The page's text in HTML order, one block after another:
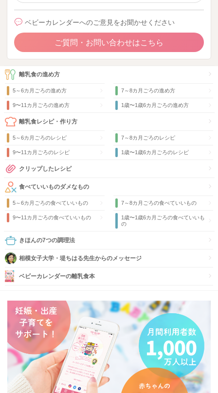
ベビーカレンダーへのご意見をお聞かせください
ご質問・お問い合わせはこちら
離乳食の進め方
5～6カ月ごろの進め方 7～8カ月ごろの進め方
9〜11カ月ごろの進め方 1歳〜1歳6カ月ごろの進め方
離乳食レシピ・作り方
5～6カ月ごろのレシピ 7～8カ月ごろのレシピ
9〜11カ月ごろのレシピ 1歳〜1歳6カ月ごろのレシピ
クリップしたレシピ
食べていいものダメなもの
5～6カ月ごろの食べていいもの 7～8カ月ごろの食べていいもの
9〜11カ月ごろの食べていいもの
1歳〜1歳6カ月ごろの食べていいも
の
きほんの7つの調理法
相模女子大学・堤ちはる先生からのメッセージ
ベビーカレンダーの離乳食本